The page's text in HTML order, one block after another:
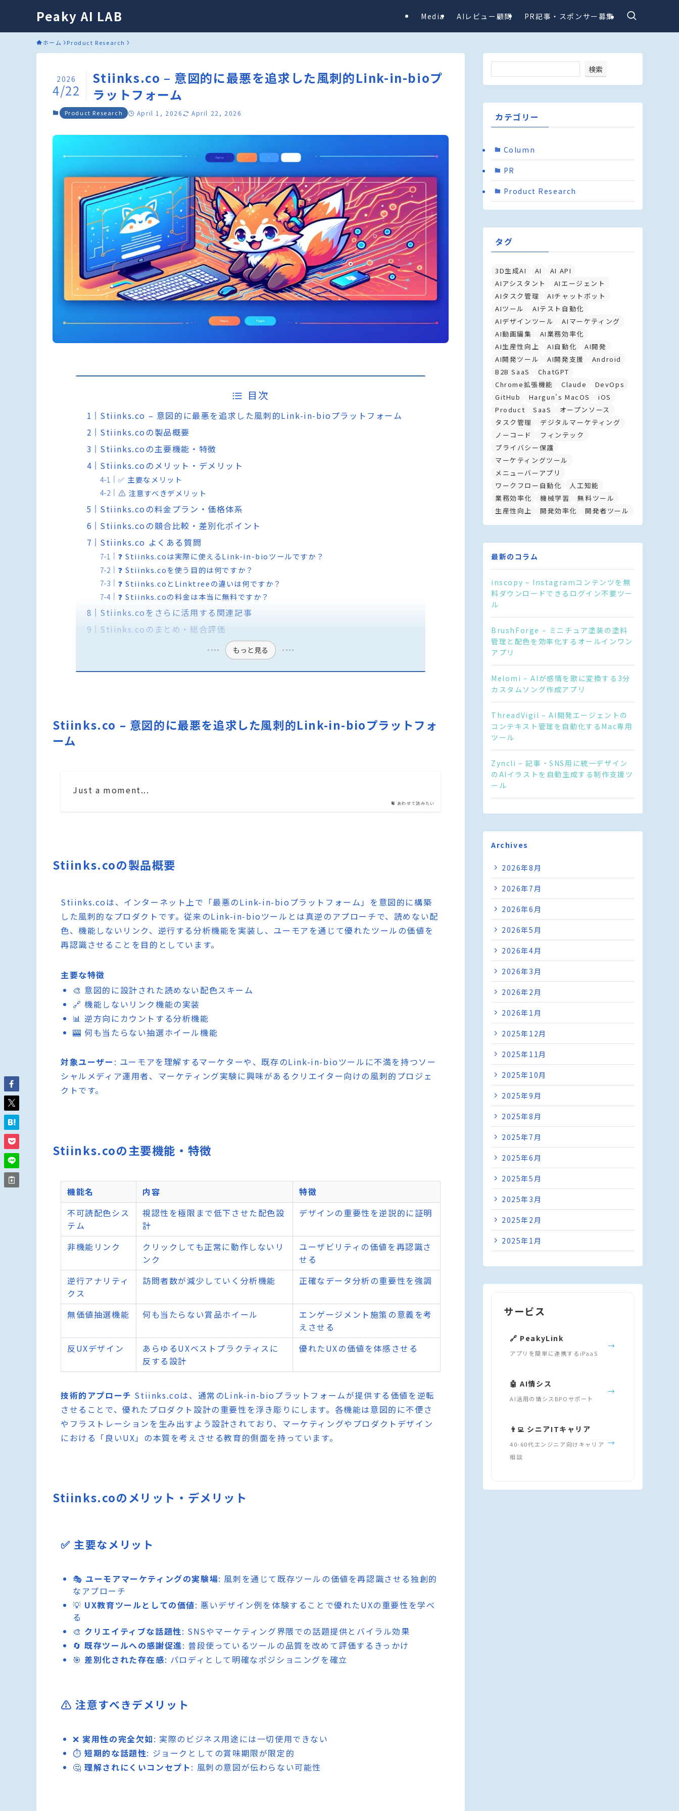
Peaky AI LAB Media AIレビュー顧問 PR記事・スポンサー募集
ホーム Product Research
Stiinks.co – 意図的に最悪を追求した風刺的Link-in-bioプ
ラットフォーム
2026
4/22
Product Research April 1, 2026 April 22, 2026
目次
Stiinks.co – 意図的に最悪を追求した風刺的Link-in-bioプラットフォーム
Stiinks.coの製品概要
Stiinks.coの主要機能・特徴
Stiinks.coのメリット・デメリット
✅ 主要なメリット
⚠️ 注意すべきデメリット
Stiinks.coの料金プラン・価格体系
Stiinks.coの競合比較・差別化ポイント
Stiinks.co よくある質問
❓ Stiinks.coは実際に使えるLink-in-bioツールですか？
❓ Stiinks.coを使う目的は何ですか？
❓ Stiinks.coとLinktreeの違いは何ですか？
❓ Stiinks.coの料金は本当に無料ですか？
Stiinks.coをさらに活用する関連記事
Stiinks.coのまとめ・総合評価
もっと見る
Stiinks.co – 意図的に最悪を追求した風刺的Link-in-bioプラットフォ
ーム
あわせて読みたい
Just a moment...
Stiinks.coの製品概要
Stiinks.coは、インターネット上で「最悪のLink-in-bioプラットフォーム」を意図的に構築
した風刺的なプロダクトです。従来のLink-in-bioツールとは真逆のアプローチで、読めない配
色、機能しないリンク、逆行する分析機能を実装し、ユーモアを通じて優れたツールの価値を
再認識させることを目的としています。
主要な特徴
🎨 意図的に設計された読めない配色スキーム
🔗 機能しないリンク機能の実装
📊 逆方向にカウントする分析機能
🎰 何も当たらない抽選ホイール機能
対象ユーザー : ユーモアを理解するマーケターや、既存のLink-in-bioツールに不満を持つソー
シャルメディア運用者、マーケティング実験に興味があるクリエイター向けの風刺的プロジェ
クトです。
Stiinks.coの主要機能・特徴
機能名 内容
特徴
不可読配色シス
テム
視認性を極限まで低下させた配色設
計
デザインの重要性を逆説的に証明
非機能リンク
クリックしても正常に動作しないリ
ンク
ユーザビリティの価値を再認識さ
せる
逆行アナリティ
クス
訪問者数が減少していく分析機能 正確なデータ分析の重要性を強調
無価値抽選機能 何も当たらない賞品ホイール
エンゲージメント施策の意義を考
えさせる
反UXデザイン
あらゆるUXベストプラクティスに
反する設計
優れたUXの価値を体感させる
技術的アプローチ Stiinks.coは、通常のLink-in-bioプラットフォームが提供する価値を逆転
させることで、優れたプロダクト設計の重要性を浮き彫りにします。各機能は意図的に不便さ
やフラストレーションを生み出すよう設計されており、マーケティングやプロダクトデザイン
における「良いUX」の本質を考えさせる教育的側面を持っています。
Stiinks.coのメリット・デメリット
✅ 主要なメリット
🎭 ユーモアマーケティングの実験場: 風刺を通じて既存ツールの価値を再認識させる独創的
なアプローチ
💡 UX教育ツールとしての価値: 悪いデザイン例を体験することで優れたUXの重要性を学べ
る
🎨 クリエイティブな話題性: SNSやマーケティング界隈での話題提供とバイラル効果
🔄既存ツールへの感謝促進: 普段使っているツールの品質を改めて評価するきっかけ
🎯差別化された存在感: パロディとして明確なポジショニングを確立
⚠️ 注意すべきデメリット
❌ 実用性の完全欠如: 実際のビジネス用途には一切使用できない
⏱️短期的な話題性: ジョークとしての賞味期限が限定的
🤔理解されにくいコンセプト: 風刺の意図が伝わらない可能性
検索
カテゴリー
Column
PR
Product Research
タグ
3D生成AI AI
AI API
AIアシスタント
AIエージェント
AIタスク管理
AIチャットボット
AIツール
AIテスト自動化
AIデザインツール
AIマーケティング
AI動画編集
AI業務効率化
AI生産性向上
AI自動化
AI開発
AI開発ツール
AI開発支援
Android
B2B SaaS
ChatGPT
Chrome拡張機能
Claude
DevOps
GitHub
Hargun's MacOS
iOS
Product
SaaS
オープンソース
タスク管理
デジタルマーケティング
ノーコード
フィンテック
プライバシー保護
マーケティングツール
メニューバーアプリ
ワークフロー自動化
人工知能
業務効率化
機械学習
無料ツール
生産性向上
開発効率化 開発者ツール
最新のコラム
inscopy – Instagramコンテンツを無
料ダウンロードできるログイン不要ツー
ル
BrushForge – ミニチュア塗装の塗料
管理と配色を効率化するオールインワン
アプリ
Melomi – AIが感情を歌に変換する3分
カスタムソング作成アプリ
ThreadVigil – AI開発エージェントの
コンテキスト管理を自動化するMac専用
ツール
Zyncli – 記事・SNS用に統一デザイン
のAIイラストを自動生成する制作支援ツ
ール
Archives
2026年8月
2026年7月
2026年6月
2026年5月
2026年4月
2026年3月
2026年2月
2026年1月
2025年12月
2025年11月
2025年10月
2025年9月
2025年8月
2025年7月
2025年6月
2025年5月
2025年3月
2025年2月
2025年1月
サービス
🔗 PeakyLink
アプリを簡単に連携するiPaaS
→
🤖 AI情シス
AI活用の情シスBPOサポート
→
👨‍💻 シニアITキャリア
40-60代エンジニア向けキャリア
相談
→